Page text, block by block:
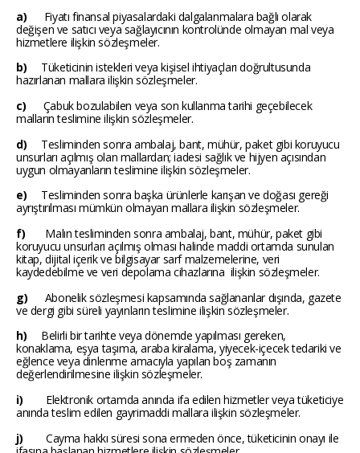
a)
Fiyatı finansal piyasalardaki dalgalanmalara bağlı olarak
değişen ve satıcı veya sağlayıcının kontrolünde olmayan mal veya
hizmetlere ilişkin sözleşmeler.
b)
Tüketicinin istekleri veya kişisel ihtiyaçları doğrultusunda
hazırlanan mallara ilişkin sözleşmeler.
c)
Çabuk bozulabilen veya son kullanma tarihi geçebilecek
malların teslimine ilişkin sözleşmeler.
d)
Tesliminden sonra ambalaj, bant, mühür, paket gibi koruyucu
unsurları açılmış olan mallardan; iadesi sağlık ve hijyen açısından
uygun olmayanların teslimine ilişkin sözleşmeler.
e)
Tesliminden sonra başka ürünlerle karışan ve doğası gereği
ayrıştırılması mümkün olmayan mallara ilişkin sözleşmeler.
f)
Malın tesliminden sonra ambalaj, bant, mühür, paket gibi
koruyucu unsurları açılmış olması halinde maddi ortamda sunulan
kitap, dijital içerik ve bilgisayar sarf malzemelerine, veri
kaydedebilme ve veri depolama cihazlarına ilişkin sözleşmeler.
g)
Abonelik sözleşmesi kapsamında sağlananlar dışında, gazete
ve dergi gibi süreli yayınların teslimine ilişkin sözleşmeler.
h)
Belirli bir tarihte veya dönemde yapılması gereken,
konaklama, eşya taşıma, araba kiralama, yiyecek-içecek tedariki ve
eğlence veya dinlenme amacıyla yapılan boş zamanın
değerlendirilmesine ilişkin sözleşmeler.
i)
Elektronik ortamda anında ifa edilen hizmetler veya tüketiciye
anında teslim edilen gayrimaddi mallara ilişkin sözleşmeler.
j)
Cayma hakkı süresi sona ermeden önce, tüketicinin onayı ile